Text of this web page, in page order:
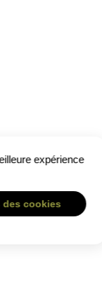
expérience
des cookies